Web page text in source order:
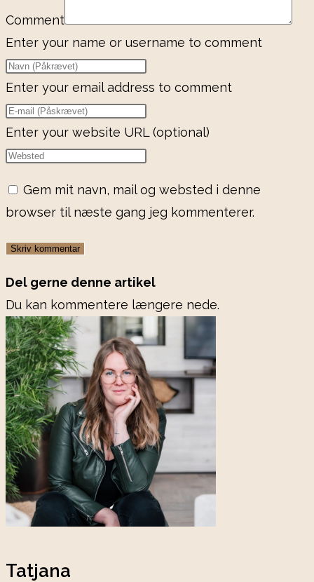
Comment
Enter your name or username to comment
Enter your email address to comment
Enter your website URL (optional)
Gem mit navn, mail og websted i denne
browser til næste gang jeg kommenterer.
Del gerne denne artikel
Du kan kommentere længere nede.
Tatjana